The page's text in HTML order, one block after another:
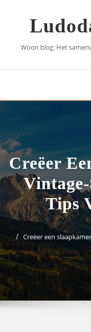
Woon blog: Het
Creëer
Tips
Creëer een